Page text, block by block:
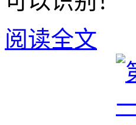
阅读全文